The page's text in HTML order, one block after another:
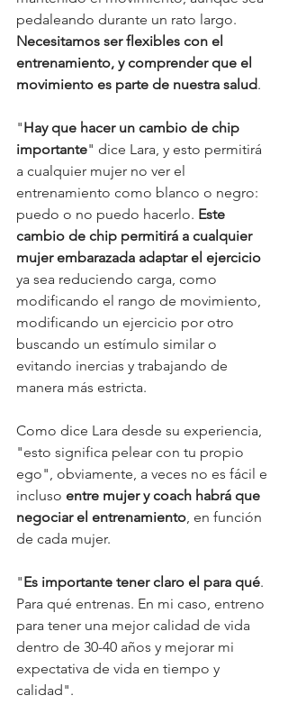
pedaleando durante un rato largo.
Necesitamos ser flexibles con el
entrenamiento, y comprender que el
movimiento es parte de nuestra salud.
"Hay que hacer un cambio de chip
importante" dice Lara, y esto permitirá
a cualquier mujer no ver el
entrenamiento como blanco o negro:
puedo o no puedo hacerlo. Este
cambio de chip permitirá a cualquier
mujer embarazada adaptar el ejercicio
ya sea reduciendo carga, como
modificando el rango de movimiento,
modificando un ejercicio por otro
buscando un estímulo similar o
evitando inercias y trabajando de
manera más estricta.
Como dice Lara desde su experiencia,
"esto significa pelear con tu propio
ego", obviamente, a veces no es fácil e
incluso entre mujer y coach habrá que
negociar el entrenamiento, en función
de cada mujer.
"Es importante tener claro el para qué.
Para qué entrenas. En mi caso, entreno
para tener una mejor calidad de vida
dentro de 30-40 años y mejorar mi
expectativa de vida en tiempo y
calidad".